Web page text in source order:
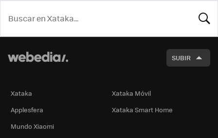
SUBIR
Xataka
Xataka Móvil
Applesfera
Xataka Smart Home
Mundo Xiaomi